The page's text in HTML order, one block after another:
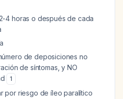
4 horas o después de cada
de deposiciones no
de síntomas, y NO
1
por riesgo de íleo paralítico